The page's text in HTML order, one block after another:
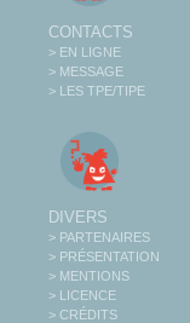
CONTACTS
> EN LIGNE
> MESSAGE
> LES TPE/TIPE
DIVERS
> PARTENAIRES
> PRÉSENTATION
> MENTIONS
> LICENCE
> CRÉDITS